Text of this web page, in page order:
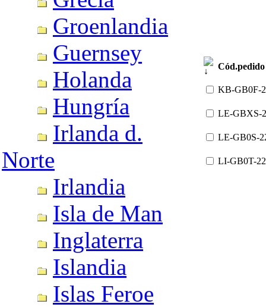
Groenlandia
Guernsey
Holanda
Hungría
Irlanda d.
Norte
Irlandia
Isla de Man
Inglaterra
Islandia
Islas Feroe
Cód.pedido
KB-GB0F-
LE-GBXS-
LE-GB0S-
LI-GB0T-22